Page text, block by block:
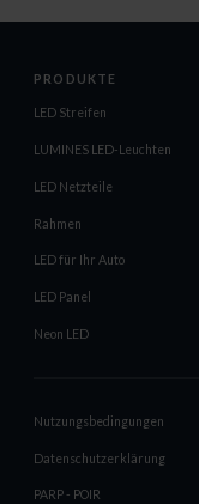
PRODUKTE
LED Streifen
LUMINES LED-Leuchten
LED Netzteile
Rahmen
LED für Ihr Auto
LED Panel
Neon LED
Nutzungsbedingungen
Datenschutzerklärung
PARP - POIR